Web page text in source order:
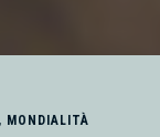
, MONDIALITÀ